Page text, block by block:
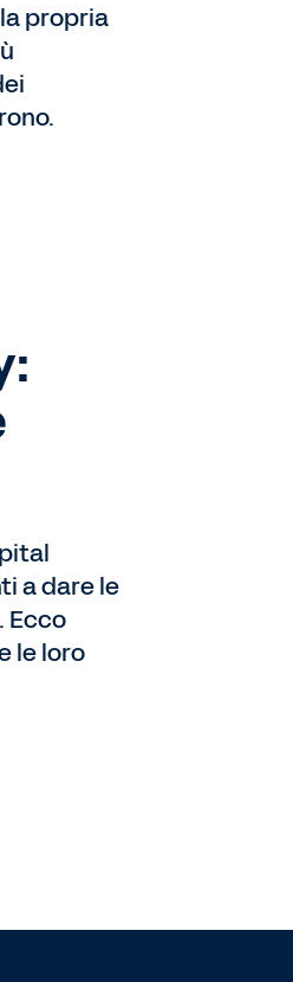
propria
a dare le
Ecco
le loro